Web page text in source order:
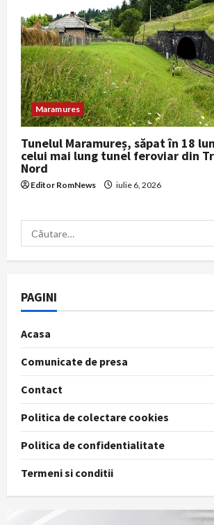
Maramures
Tunelul Maramureș, săpat în 18
celui mai lung tunel feroviar din
Nord
Editor RomNews iulie 6, 2026
Caută
după:
PAGINI
Acasa
Comunicate de presa
Contact
Politica de colectare cookies
Politica de confidentialitate
Termeni si conditii